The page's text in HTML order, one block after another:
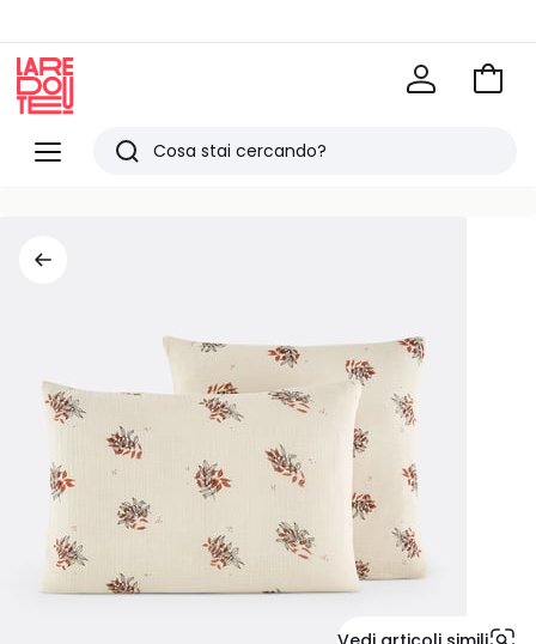
Menu
Redoute
Ricerca
Vai